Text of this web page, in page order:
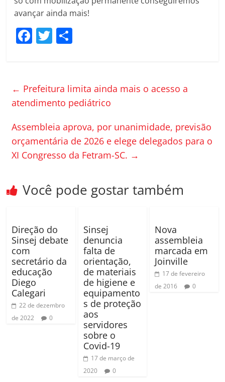
avançar ainda mais!
F
e
b
o
k
T
er p
ar
h
ar
← Prefeitura limita ainda mais o acesso a
atendimento pediátrico
Assembleia aprova, por unanimidade, previsão
orçamentária de 2026 e elege delegados para o
XI Congresso da Fetram-SC. →
Você pode gostar também
Direção do
Sinsej debate
com
secretário da
educação
Diego
Calegari
22 de dezembro
de 2022
0
Sinsej
denuncia
falta de
orientação,
de materiais
de higiene e
equipamento
s de proteção
aos
servidores
sobre o
Covid-19
17 de março de
2020
0
Nova
assembleia
marcada em
Joinville
17 de fevereiro
de 2016
0